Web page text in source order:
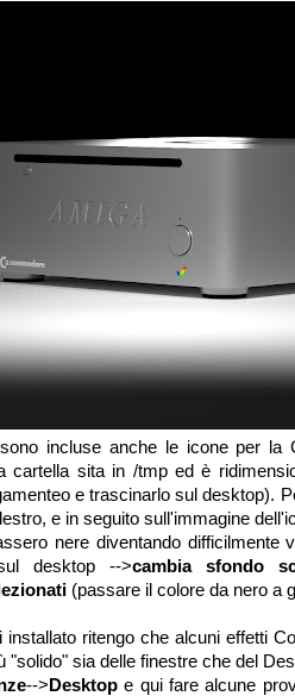
incluse anche le icone per la
cartella sita in /tmp ed è
e trascinarlo sul desktop).
e in seguito sull'immagine
nere diventando
desktop -->cambia sfondo
(passare il colore da nero a
ritengo che alcuni effetti
"solido" sia delle finestre che del
-->Desktop e qui fare alcune